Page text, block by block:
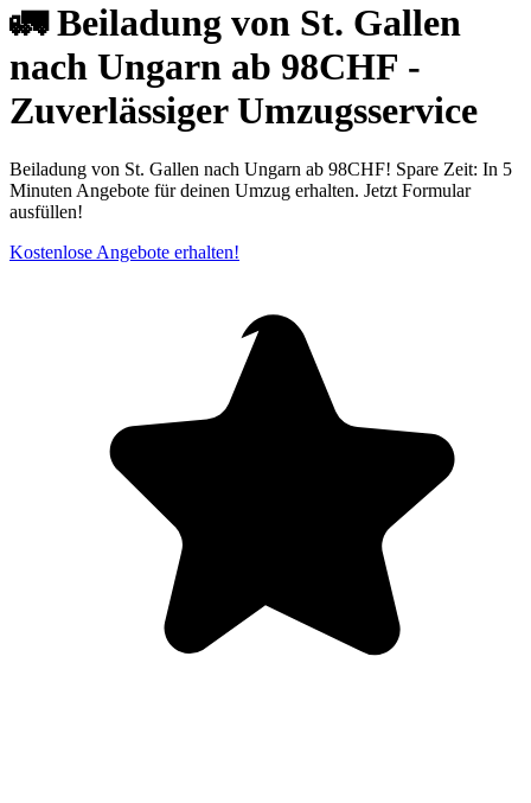
🚛 Beiladung von St. Gallen
nach Ungarn ab 98CHF -
Zuverlässiger Umzugsservice
Beiladung von St. Gallen nach Ungarn ab 98CHF! Spare Zeit: In 5
Minuten Angebote für deinen Umzug erhalten. Jetzt Formular
ausfüllen!
Kostenlose Angebote erhalten!